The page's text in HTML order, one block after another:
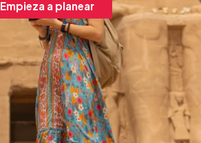
Empieza a planear